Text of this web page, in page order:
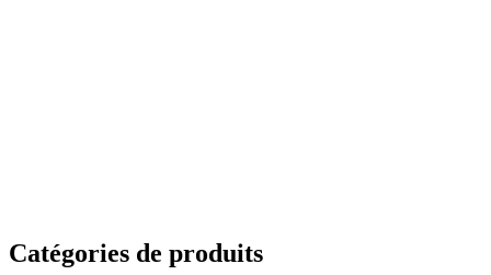
Catégories de produits